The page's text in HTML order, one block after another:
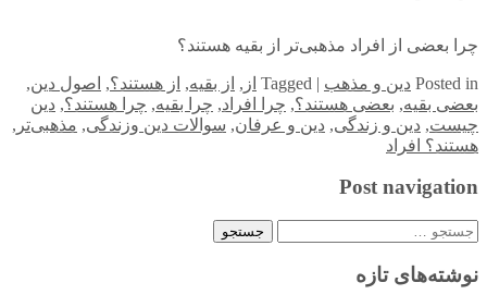
چرا بعضی از افراد مذهبی‌تر از بقیه هستند؟
Posted in دین و مذهب |
Tagged از , از بقیه, از هستند؟, اصول دین,
بعضی بقیه, بعضی هستند؟, چرا افراد, چرا بقیه, چرا هستند؟, دین
چیست, دین و زندگی, دین و عرفان, سوالات دین وزندگی, مذهبی‌تر ,
هستند؟ افراد
Post navigation
جستجو
نوشته‌های تازه